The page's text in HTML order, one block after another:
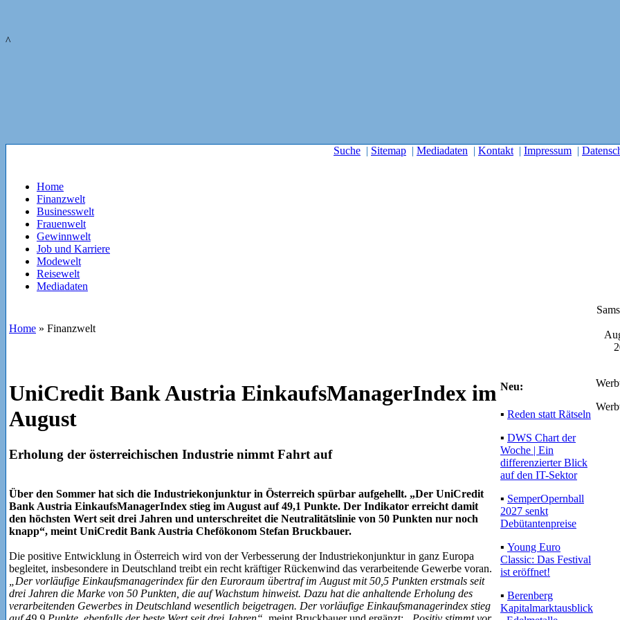
^
Suche | Sitemap | Mediadaten | Kontakt | Impressum |
Home
Finanzwelt
Businesswelt
Frauenwelt
Gewinnwelt
Job und Karriere
Modewelt
Reisewelt
Mediadaten
Home » Finanzwelt
UniCredit Bank Austria EinkaufsManagerIndex im
August
Erholung der österreichischen Industrie nimmt Fahrt auf
Über den Sommer hat sich die Industriekonjunktur in Österreich spürbar aufgehellt. „Der UniCredit
Bank Austria EinkaufsManagerIndex stieg im August auf 49,1 Punkte. Der Indikator erreicht damit
den höchsten Wert seit drei Jahren und unterschreitet die Neutralitätslinie von 50 Punkten nur noch
knapp“, meint UniCredit Bank Austria Chefökonom Stefan Bruckbauer.
Die positive Entwicklung in Österreich wird von der Verbesserung der Industriekonjunktur in ganz Europa
begleitet, insbesondere in Deutschland treibt ein recht kräftiger Rückenwind das verarbeitende Gewerbe voran.
„Der vorläufige Einkaufsmanagerindex für den Euroraum übertraf im August mit 50,5 Punkten erstmals seit
drei Jahren die Marke von 50 Punkten, die auf Wachstum hinweist. Dazu hat die anhaltende Erholung des
verarbeitenden Gewerbes in Deutschland wesentlich beigetragen. Der vorläufige Einkaufsmanagerindex stieg
Neu:
▪ Reden statt Rätseln
▪ DWS Chart der
Woche | Ein
differenzierter Blick
auf den IT-Sektor
▪ SemperOpernball
2027 senkt
Debütantenpreise
▪ Young Euro
Classic: Das Festival
ist eröffnet!
▪ Berenberg
Kapitalmarktausblick